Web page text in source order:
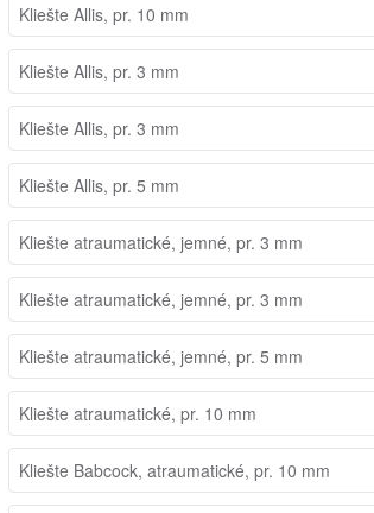
Kliešte Allis, pr. 10 mm
Kliešte Allis, pr. 3 mm
Kliešte Allis, pr. 3 mm
Kliešte Allis, pr. 5 mm
Kliešte atraumatické, jemné, pr. 3 mm
Kliešte atraumatické, jemné, pr. 3 mm
Kliešte atraumatické, jemné, pr. 5 mm
Kliešte atraumatické, pr. 10 mm
Kliešte Babcock, atraumatické, pr. 10 mm